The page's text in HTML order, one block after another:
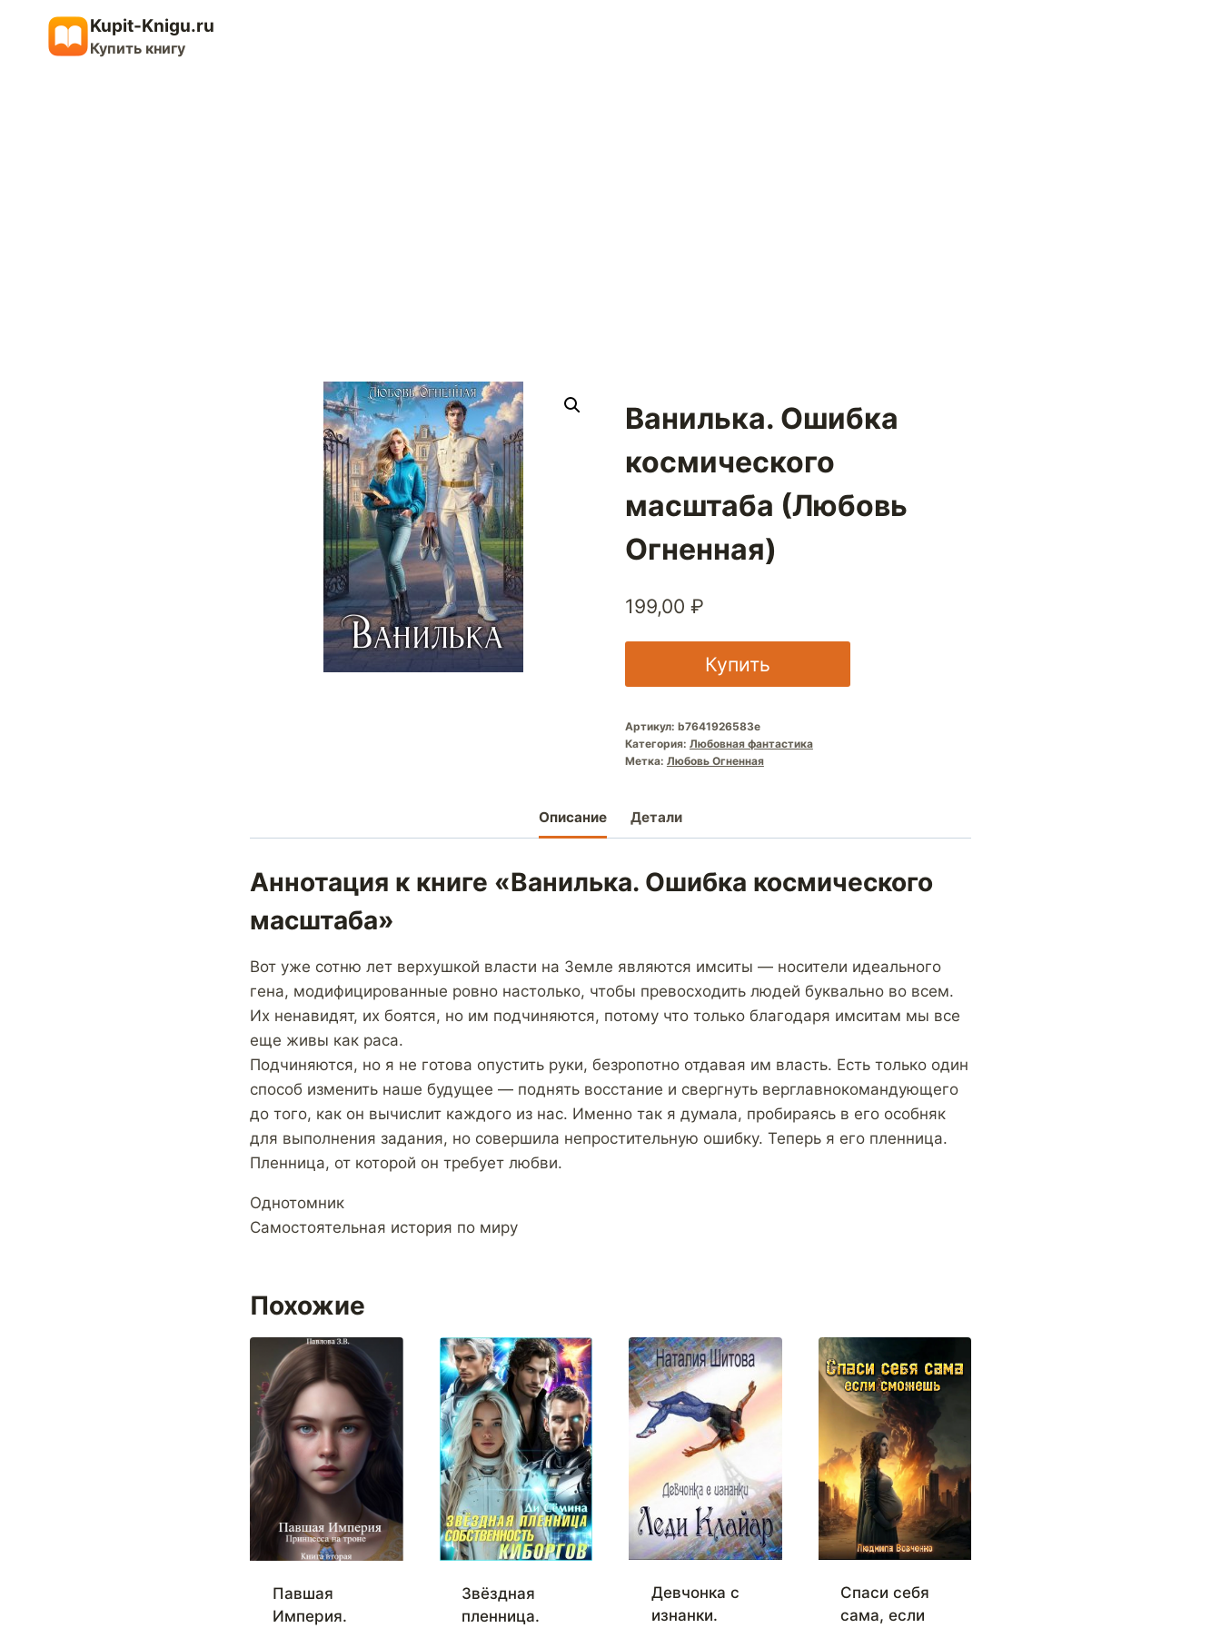
содержимому
Kupit-Knigu.ru
Купить книгу
Ванилька. Ошибка
космического
масштаба (Любовь
Огненная)
199,00 ₽
Купить
Артикул: b7641926583e
Категория: Любовная фантастика
Метка: Любовь Огненная
Описание Детали
Аннотация к книге «Ванилька. Ошибка космического
масштаба»
Вот уже сотню лет верхушкой власти на Земле являются имситы — носители идеального
гена, модифицированные ровно настолько, чтобы превосходить людей буквально во всем.
Их ненавидят, их боятся, но им подчиняются, потому что только благодаря имситам мы все
еще живы как раса.
Подчиняются, но я не готова опустить руки, безропотно отдавая им власть. Есть только один
способ изменить наше будущее — поднять восстание и свергнуть верглавнокомандующего
до того, как он вычислит каждого из нас. Именно так я думала, пробираясь в его особняк
для выполнения задания, но совершила непростительную ошибку. Теперь я его пленница.
Пленница, от которой он требует любви.
Однотомник
Самостоятельная история по миру
Похожие
Павшая
Империя.
Звёздная
пленница.
Девчонка с
изнанки.
Спаси себя
сама, если